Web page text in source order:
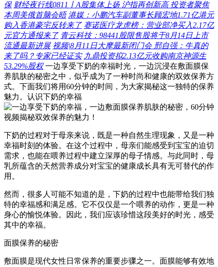
保 财经夜行线0811丨A股集体上扬 沪指再创新高 投资者聚焦
本周美俄首脑会晤 港媒：小鹏汽车副董事长顾宏地1.71亿港元
购入香港豪宅反转来了 赛诺医疗龙虎榜：营业部净买入2.17亿
元官方通报来了 青云科技：98441股限售股将于8月14日上市
流通最新进展 视频|8月11日大摩最新闭门会 邢自强：牛真的
来了吗？专家已经证实 九鼎投资拟2.13亿元收购南京神源生
53.29%股权一边享受下奶的幸福时光，一边沉浸在敷面膜保
养肌肤的秘密之中，似乎成为了一种时尚和健康的双效保养方
式。下面我们将用60分钟的时间，为大家揭秘这一独特的保养
魅力。认识下奶的幸福
下奶的过程对于母亲来说，既是一种自然生理现象，又是一种
幸福时刻的体验。在这个过程中，母亲们能感受到宝宝的迫切
需求，也能在喂养过程中建立深厚的母子情感。与此同时，母
乳所蕴含的天然营养成分对宝宝的健康成长具有无可替代的作
用。
然而，很多人可能不知道的是，下奶的过程中也能带给我们独
特的幸福感和满足感。它不仅仅是一个喂养的动作，更是一种
身心的愉悦体验。因此，我们应该珍惜这段美好的时光，感受
其中的幸福。
面膜保养的秘密
敷面膜是现代女性日常保养的重要步骤之一。面膜能够有效地